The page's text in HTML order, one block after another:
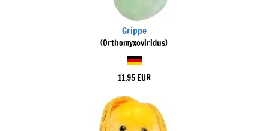
Grippe
(Orthomyxoviridus)
11,95 EUR